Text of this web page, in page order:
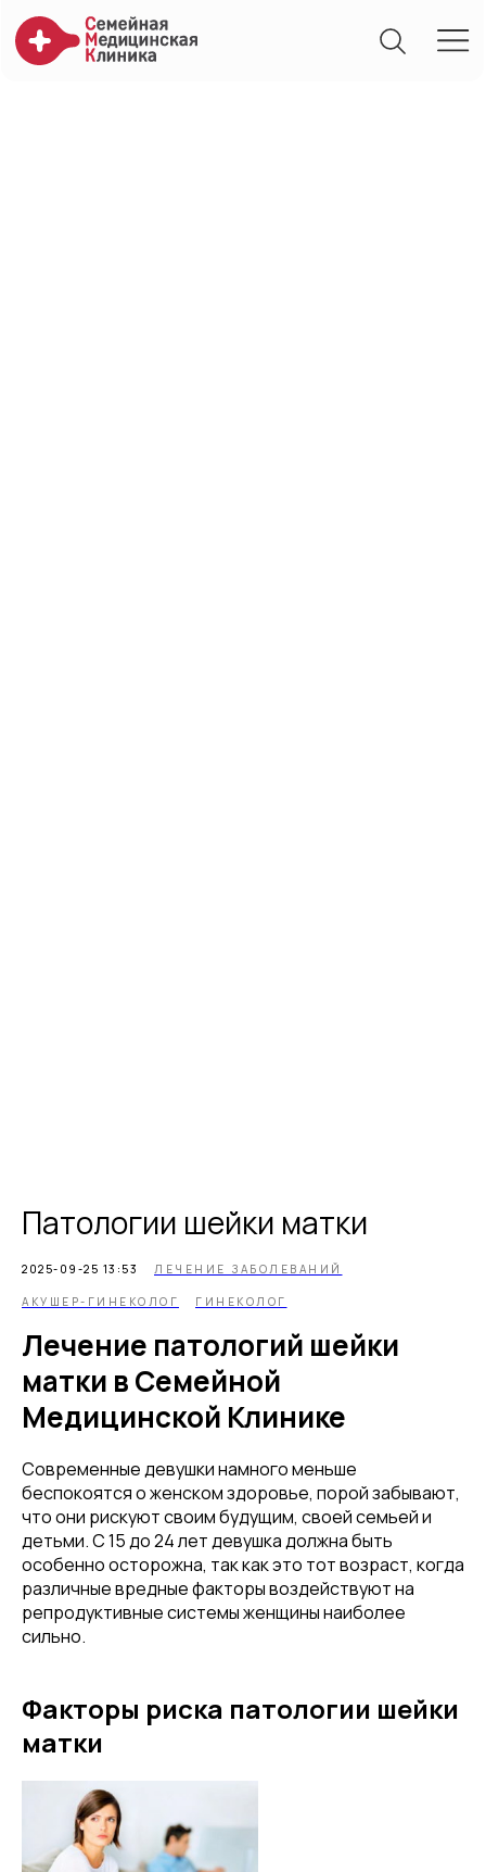
Патологии шейки матки
2025-09-25 13:53 ЛЕЧЕНИЕ ЗАБОЛЕВАНИЙ
АКУШЕР-ГИНЕКОЛОГ ГИНЕКОЛОГ
Лечение патологий шейки
матки в Семейной
Медицинской Клинике
Современные девушки намного меньше
беспокоятся о женском здоровье, порой забывают,
что они рискуют своим будущим, своей семьей и
детьми. С 15 до 24 лет девушка должна быть
особенно осторожна, так как это тот возраст, когда
различные вредные факторы воздействуют на
репродуктивные системы женщины наиболее
сильно.
Факторы риска патологии шейки
матки